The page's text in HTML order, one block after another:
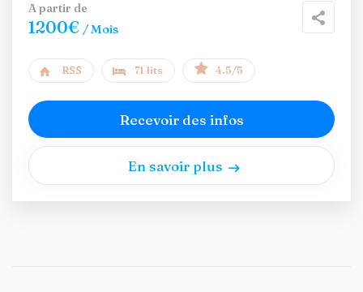
A partir de
1200€ / Mois
RSS 71 lits 4.5/5
Recevoir des infos
En savoir plus